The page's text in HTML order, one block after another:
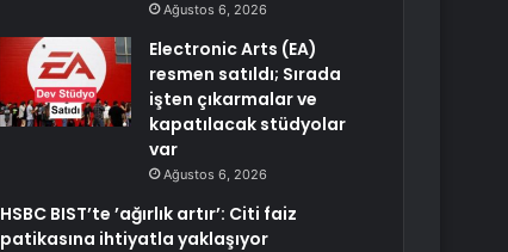
Ağustos 6, 2026
Electronic Arts (EA)
resmen satıldı; Sırada
işten çıkarmalar ve
kapatılacak stüdyolar
var
Ağustos 6, 2026
HSBC BIST’te ’ağırlık artır’: Citi faiz
patikasına ihtiyatla yaklaşıyor